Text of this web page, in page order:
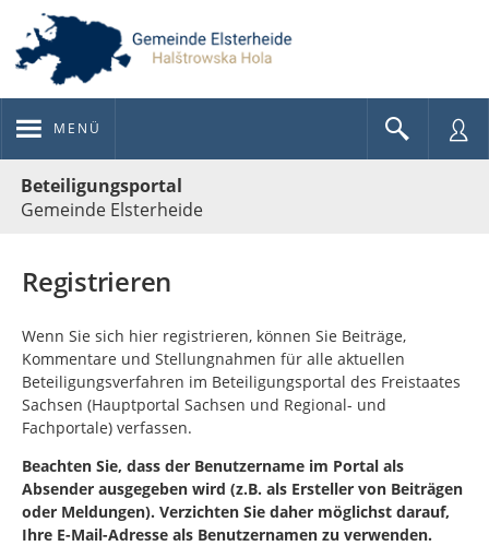
MENÜ
Beteiligungsportal
Gemeinde Elsterheide
Registrieren
Wenn Sie sich hier registrieren, können Sie Beiträge,
Kommentare und Stellungnahmen für alle aktuellen
Beteiligungsverfahren im Beteiligungsportal des Freistaates
Sachsen (Hauptportal Sachsen und Regional- und
Fachportale) verfassen.
Beachten Sie, dass der Benutzername im Portal als
Absender ausgegeben wird (z.B. als Ersteller von Beiträgen
oder Meldungen). Verzichten Sie daher möglichst darauf,
Ihre E-Mail-Adresse als Benutzernamen zu verwenden.